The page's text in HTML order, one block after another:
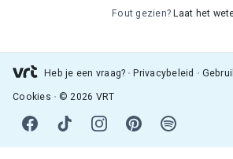
Fout gezien? Laat het
Heb je een vraag? Privacybeleid
Cookies © 2026 VRT